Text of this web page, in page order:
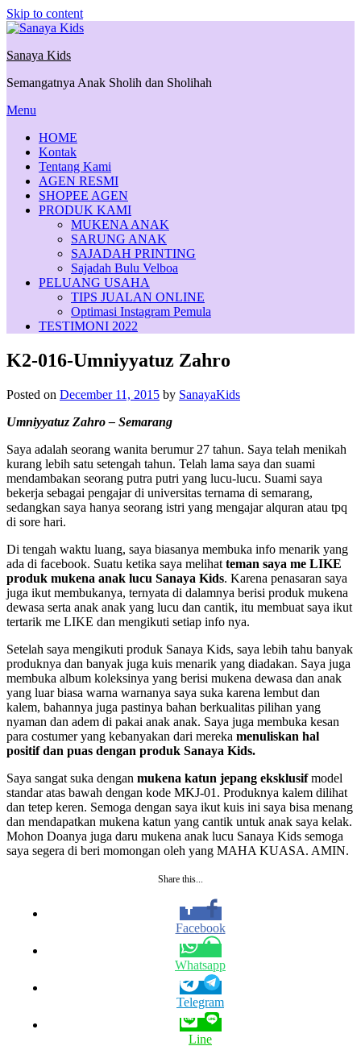
Skip to content
Sanaya Kids
Semangatnya Anak Sholih dan Sholihah
Menu
HOME
Kontak
Tentang Kami
AGEN RESMI
SHOPEE AGEN
PRODUK KAMI
MUKENA ANAK
SARUNG ANAK
SAJADAH PRINTING
Sajadah Bulu Velboa
PELUANG USAHA
TIPS JUALAN ONLINE
Optimasi Instagram Pemula
TESTIMONI 2022
K2-016-Umniyyatuz Zahro
Posted on December 11, 2015 by SanayaKids
Umniyyatuz Zahro – Semarang
Saya adalah seorang wanita berumur 27 tahun. Saya telah menikah
kurang lebih satu setengah tahun. Telah lama saya dan suami
mendambakan seorang putra putri yang lucu-lucu. Suami saya
bekerja sebagai pengajar di universitas ternama di semarang,
sedangkan saya hanya seorang istri yang mengajar alquran atau tpq
di sore hari.
Di tengah waktu luang, saya biasanya membuka info menarik yang
ada di facebook. Suatu ketika saya melihat teman saya me LIKE
produk mukena anak lucu Sanaya Kids. Karena penasaran saya
juga ikut membukanya, ternyata di dalamnya berisi produk mukena
dewasa serta anak anak yang lucu dan cantik, itu membuat saya ikut
tertarik me LIKE dan mengikuti setiap info nya.
Setelah saya mengikuti produk Sanaya Kids, saya lebih tahu banyak
produknya dan banyak juga kuis menarik yang diadakan. Saya juga
membuka album koleksinya yang berisi mukena dewasa dan anak
yang luar biasa warna warnanya saya suka karena lembut dan
kalem, bahannya juga pastinya bahan berkualitas pilihan yang
nyaman dan adem di pakai anak anak. Saya juga membuka kesan
para costumer yang kebanyakan dari mereka menuliskan hal
positif dan puas dengan produk Sanaya Kids.
Saya sangat suka dengan mukena katun jepang eksklusifmodel
standar atas bawah dengan kode MKJ-01. Produknya kalem dilihat
dan tetep keren. Semoga dengan saya ikut kuis ini saya bisa menang
dan mendapatkan mukena katun yang cantik untuk anak saya kelak.
Mohon Doanya juga daru mukena anak lucu Sanaya Kids semoga
saya segera di beri momongan oleh yang MAHA KUASA. AMIN.
Share this...
Facebook
Whatsapp
Telegram
Line